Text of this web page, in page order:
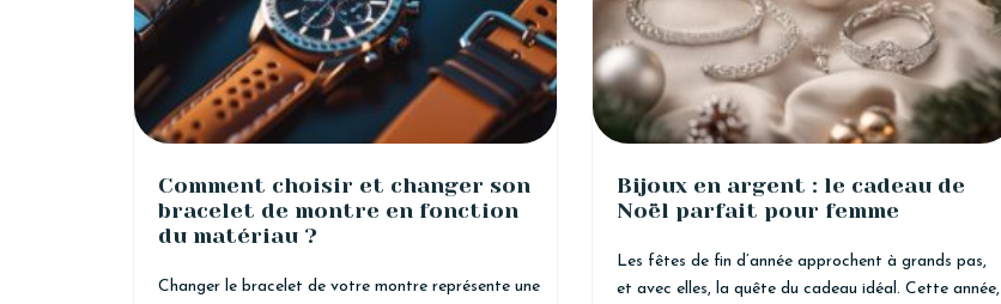
Comment choisir et changer son
bracelet de montre en fonction
du matériau ?
Changer le bracelet de votre montre représente une
Bijoux en argent : le cadeau de
Noël parfait pour femme
Les fêtes de fin d’année approchent à grands pas,
et avec elles, la quête du cadeau idéal. Cette année,